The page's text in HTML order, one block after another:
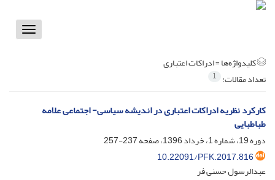
Toggle
کلیدواژه‌ها =ادراکات اعتباری
تعداد مقالات: 1
کارکرد نظریه ادراکات اعتباری در اندیشه سیاسی- اجتماعی علامه
طباطبایی
دوره 19، شماره 1، خرداد 1396، صفحه
237-257
10.22091/PFK.2017.816
عبدالرسول حسنی فر